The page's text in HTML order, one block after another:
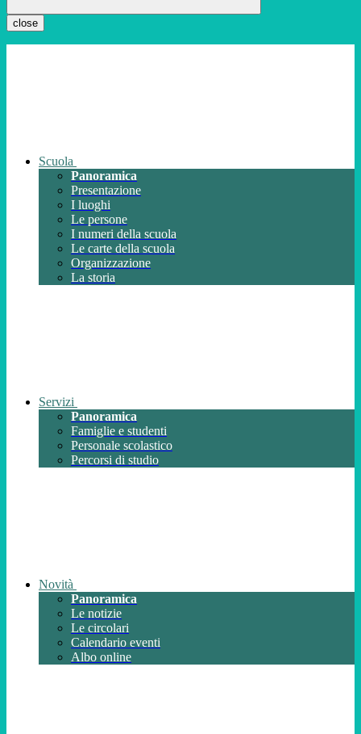
close
Scuola
Panoramica
Presentazione
I luoghi
Le persone
I numeri della scuola
Le carte della scuola
Organizzazione
La storia
Servizi
Panoramica
Famiglie e studenti
Personale scolastico
Percorsi di studio
Novità
Panoramica
Le notizie
Le circolari
Calendario eventi
Albo online